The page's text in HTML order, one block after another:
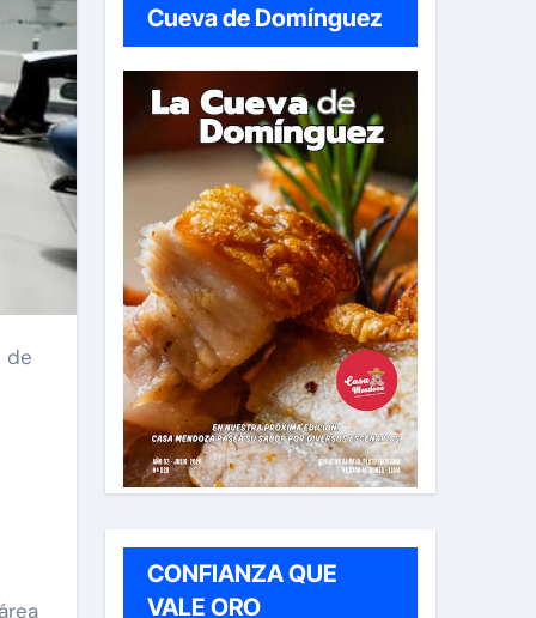
Cueva de Domínguez
CONFIANZA QUE
VALE ORO